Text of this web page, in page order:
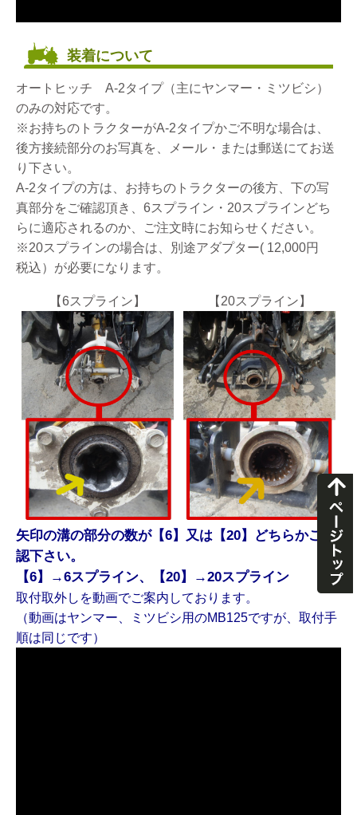
装着について
オートヒッチ A-2タイプ（主にヤンマー・ミツビシ）
のみの対応です。
※お持ちのトラクターがA-2タイプかご不明な場合は、
後方接続部分のお写真を、メール・または郵送にてお送
り下さい。
A-2タイプの方は、お持ちのトラクターの後方、下の写
真部分をご確認頂き、6スプライン・20スプラインどち
らに適応されるのか、ご注文時にお知らせください。
※20スプラインの場合は、別途アダプター( 12,000円
税込）が必要になります。
【6スプライン】 【20スプライン】
矢印の溝の部分の数が【6】又は【20】どちらかご確
認下さい。
【6】→6スプライン、【20】→20スプライン
取付取外しを動画でご案内しております。
（動画はヤンマー、ミツビシ用のMB125ですが、取付手
順は同じです）